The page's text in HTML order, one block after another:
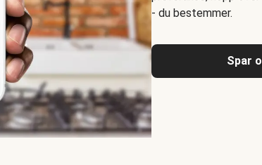
- du bestemmer.
Spar